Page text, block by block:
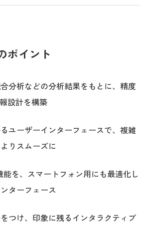
ポイント
分析などの分析結果をもとに、精度
設計を構築
ユーザーインターフェースで、複雑
りスムーズに
能を、スマートフォン用にも最適化し
ターフェース
つけ、印象に残るインタラクティブ